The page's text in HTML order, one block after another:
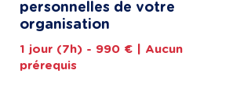
personnelles de votre
organisation
1 jour (7h) - 990 € | Aucun
prérequis